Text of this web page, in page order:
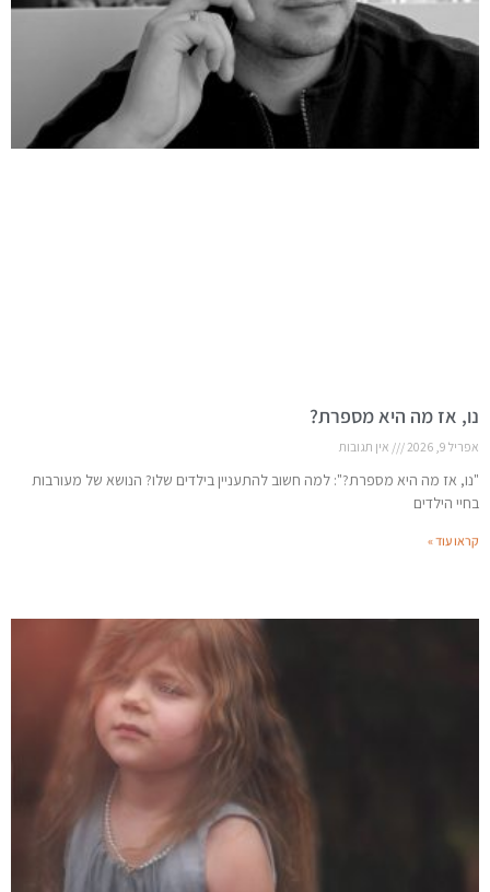
נו, אז מה היא מספרת?
אפריל 9, 2026 אין תגובות
"נו, אז מה היא מספרת?": למה חשוב להתעניין בילדים שלו? הנושא של מעורבות
בחיי הילדים
קראו עוד »